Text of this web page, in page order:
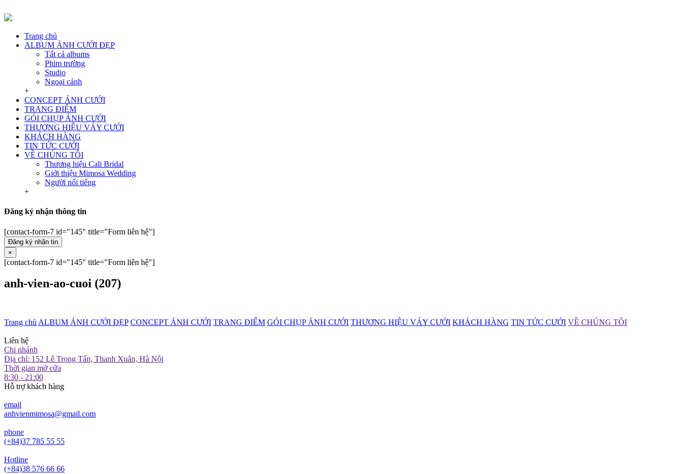
Trang chủ
ALBUM ẢNH CƯỚI ĐẸP
Tất cả albums
Phim trường
Studio
Ngoại cảnh
+
CONCEPT ẢNH CƯỚI
TRANG ĐIỂM
GÓI CHỤP ẢNH CƯỚI
THƯƠNG HIỆU VÁY CƯỚI
KHÁCH HÀNG
TIN TỨC CƯỚI
VỀ CHÚNG TÔI
Thương hiệu Cali Bridal
Giới thiệu Mimosa Wedding
Người nổi tiếng
+
Đăng ký nhận thông tin
[contact-form-7 id="145" title="Form liên hệ"]
Đăng ký nhận tin
×
[contact-form-7 id="145" title="Form liên hệ"]
anh-vien-ao-cuoi (207)
Trang chủ ALBUM ẢNH CƯỚI ĐẸP CONCEPT ẢNH CƯỚI TRANG ĐIỂM GÓI CHỤP ẢNH CƯỚI THƯƠNG HIỆU VÁY CƯỚI KHÁCH HÀNG TIN TỨC CƯỚI VỀ CHÚNG TÔI
Liên hệ
Chi nhánh
Địa chỉ: 152 Lê Trọng Tấn, Thanh Xuân, Hà Nội
Thời gian mở cửa
8:30 - 21:00
Hỗ trợ khách hàng
email
anhvienmimosa@gmail.com
phone
(+84)37 785 55 55
Hotline
(+84)38 576 66 66